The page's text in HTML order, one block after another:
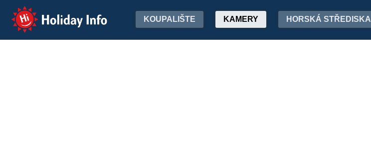
Holiday Info KOUPALIŠTE KAMERY HORSKÁ STŘEDISKA